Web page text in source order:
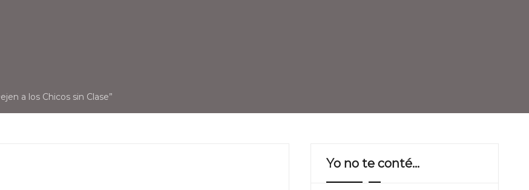
a los Chicos sin Clase”
Yo no te conté…